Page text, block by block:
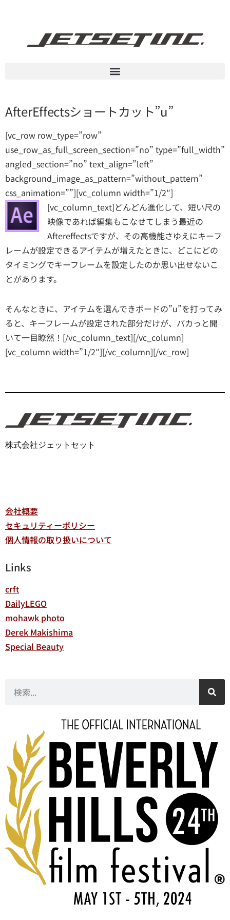
AfterEffectsショートカット”u”
[vc_row row_type=”row”
use_row_as_full_screen_section=”no” type=”full_width”
angled_section=”no” text_align=”left”
background_image_as_pattern=”without_pattern”
css_animation=””][vc_column width=”1/2″]
[vc_column_text]どんどん進化して、短い尺の
映像であれば編集もこなせてしまう最近の
Aftereffectsですが、その高機能さゆえにキーフ
レームが設定できるアイテムが増えたときに、どこにどの
タイミングでキーフレームを設定したのか思い出せないこ
とがあります。
そんなときに、アイテムを選んできボードの”u”を打ってみ
ると、キーフレームが設定された部分だけが、パカっと開
いて一目瞭然！[/vc_column_text][/vc_column]
[vc_column width=”1/2″][/vc_column][/vc_row]
株式会社ジェットセット
会社概要
セキュリティーポリシー
個人情報の取り扱いについて
Links
crft
DailyLEGO
mohawk photo
Derek Makishima
Special Beauty